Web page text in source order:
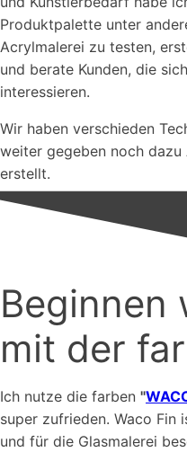
Produktpalette unter
Acrylmalerei zu testen,
und berate Kunden, die
interessieren.
Wir haben verschieden
weiter gegeben noch
erstellt.
Beginnen
mit der
Ich nutze die farben "
super zufrieden. Waco
und für die Glasmalerei